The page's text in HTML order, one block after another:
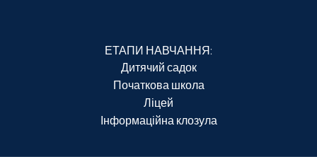
ЕТАПИ НАВЧАННЯ:
Дитячий садок
Початкова школа
Ліцей
Інформаційна клозула